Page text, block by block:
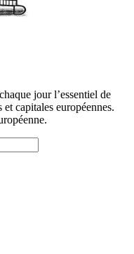
jour l’essentiel de
capitales européennes.